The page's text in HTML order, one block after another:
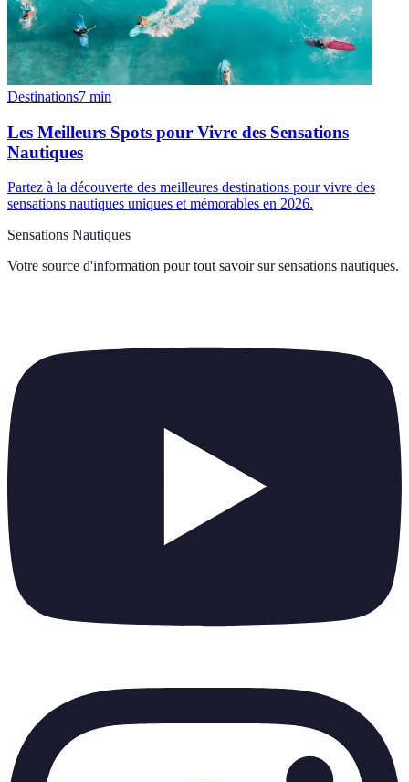
Destinations7 min
Les Meilleurs Spots pour Vivre des Sensations
Nautiques
Partez à la découverte des meilleures destinations pour vivre des
sensations nautiques uniques et mémorables en 2026.
Sensations Nautiques
Votre source d'information pour tout savoir sur sensations nautiques.